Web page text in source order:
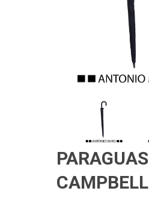
PARAGUAS
CAMPBELL